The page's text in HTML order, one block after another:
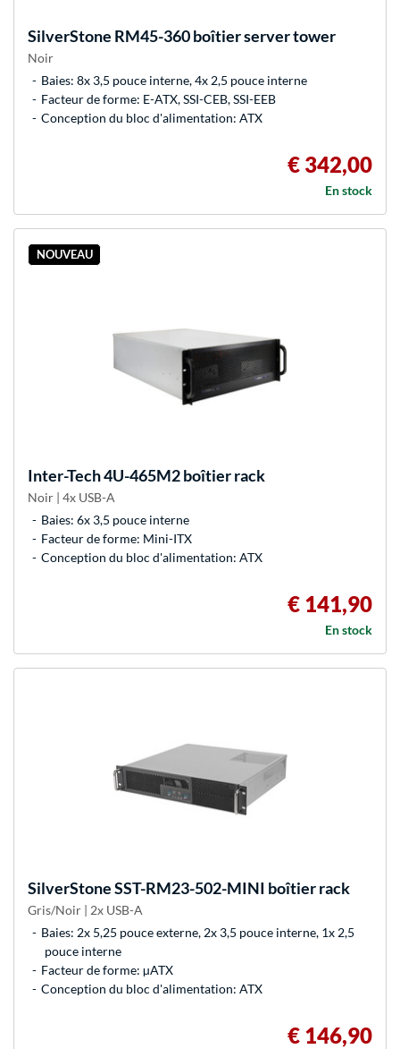
SilverStone RM45-360 boîtier server tower
Noir
Baies: 8x 3,5 pouce interne, 4x 2,5 pouce interne
Facteur de forme: E-ATX, SSI-CEB, SSI-EEB
Conception du bloc d'alimentation: ATX
€ 342,00
En stock
NOUVEAU
Inter-Tech4U-465M2 boîtier rack
Noir | 4x USB-A
Baies: 6x 3,5 pouce interne
Facteur de forme: Mini-ITX
Conception du bloc d'alimentation: ATX
€ 141,90
En stock
SilverStoneSST-RM23-502-MINI boîtier rack
Gris/Noir | 2x USB-A
Baies: 2x 5,25 pouce externe, 2x 3,5 pouce interne, 1x 2,5
pouce interne
Facteur de forme: µATX
Conception du bloc d'alimentation: ATX
€ 146,90